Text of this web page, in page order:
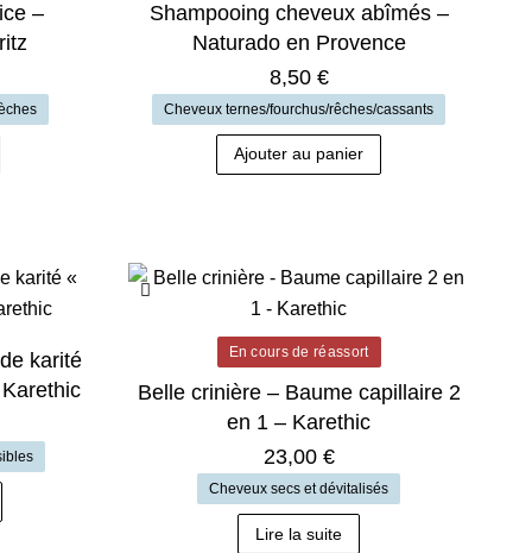
–
Shampooing cheveux abîmés –
Naturado en Provence
8,50 €
Cheveux ternes/fourchus/rêches/cassants
Ajouter au panier
karité
Ce
En cours de réassort
Belle crinière – Baume capillaire 2
en 1 – Karethic
23,00 €
Cheveux secs et dévitalisés
Lire la suite